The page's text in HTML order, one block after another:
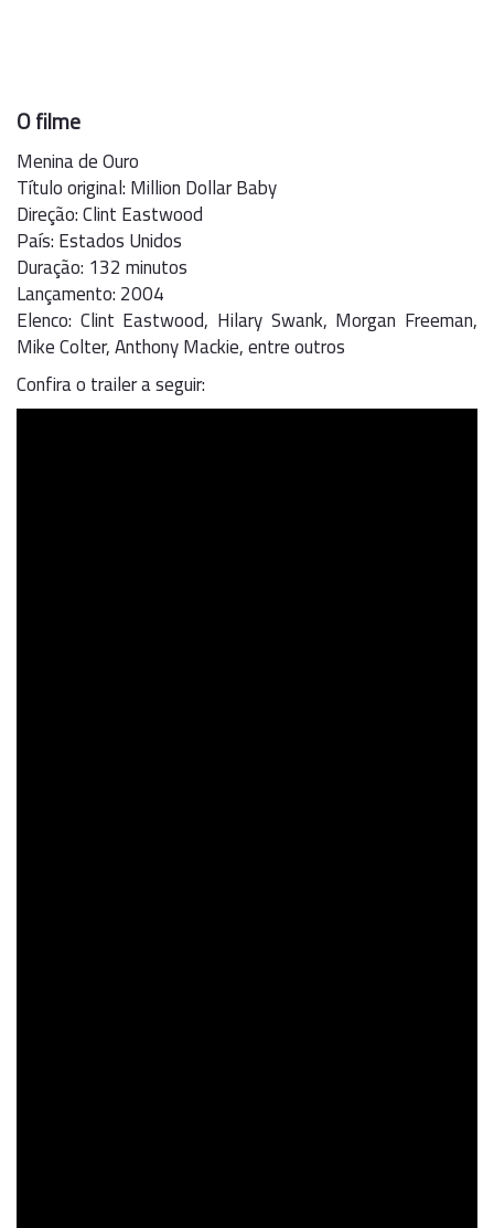
O filme
Menina de Ouro
Título original: Million Dollar Baby
Direção: Clint Eastwood
País: Estados Unidos
Duração: 132 minutos
Lançamento: 2004
Elenco: Clint Eastwood, Hilary Swank, Morgan Freeman,
Mike Colter, Anthony Mackie, entre outros
Confira o trailer a seguir: